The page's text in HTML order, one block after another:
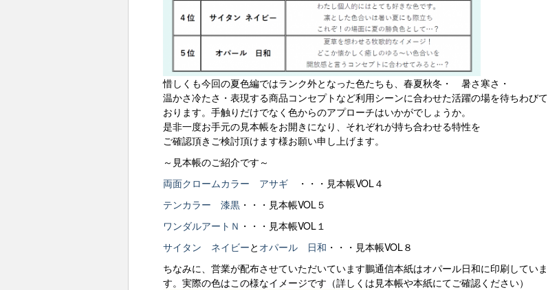
惜しくも今回の夏色編ではランク外となった色たちも、春夏秋冬・ 暑さ寒さ・
温かさ冷たさ・表現する商品コンセプトなど利用シーンに合わせた活躍の場を待ちわびて
おります。手触りだけでなく色からのアプローチはいかがでしょうか。
是非一度お手元の見本帳をお開きになり、それぞれが持ち合わせる特性を
ご確認頂きご検討頂けます様お願い申し上げます。
～見本帳のご紹介です～
両面クロームカラー アサギ
・・・見本帳VOL４
テンカラー 漆黒 ・・・見本帳VOL５
ワンダルアートＮ ・・・見本帳VOL１
サイタン ネイビーと オパール 日和 ・・・見本帳VOL８
ちなみに、営業が配布させていただいています鵬通信本紙はオパール日和に印刷していま
す。実際の色はこの様なイメージです（詳しくは見本帳や本紙にてご確認ください）